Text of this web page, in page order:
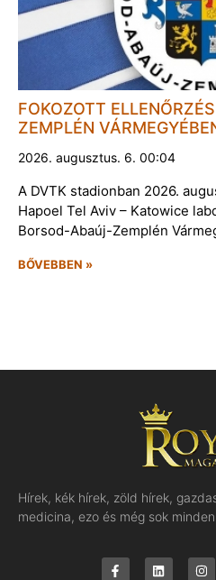
FOKOZOTT
ZEMPLÉN
2026. augusztus. 6. 00:04
A DVTK stadionban 2026.
Hapoel Tel Aviv – Katowice
Borsod-Abaúj-Zemplén
BŐVEBBEN »
Hírek, kék hírek, zöld hírek,
medicina, ezo és még sok